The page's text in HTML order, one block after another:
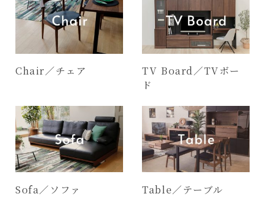
Chair／チェア
TV Board／TVボー
ド
Sofa／ソファ Table／テーブル